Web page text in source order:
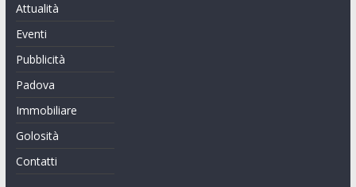
Attualità
Eventi
Pubblicità
Padova
Immobiliare
Golosità
Contatti